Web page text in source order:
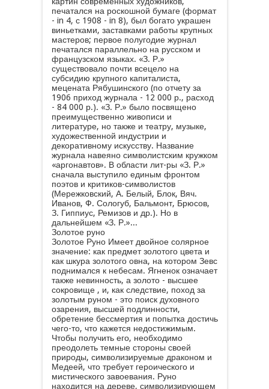
печатался на роскошной бумаге (формат
- in 4, с 1908 - in 8), был богато украшен
виньетками, заставками работы крупных
мастеров; первое полугодие журнал
печатался параллельно на русском и
французском языках. «З. Р.»
существовало почти всецело на
субсидию крупного капиталиста,
мецената Рябушинского (по отчету за
1906 приход журнала - 12 000 р., расход
- 84 000 р.). «З. Р.» было посвящено
преимущественно живописи и
литературе, но также и театру, музыке,
художественной индустрии и
декоративному искусству. Название
журнала навеяно символистским кружком
«аргонавтов». В области лит-ры «З. Р.»
сначала выступило единым фронтом
поэтов и критиков-символистов
(Мережковский, А. Белый, Блок, Вяч.
Иванов, Ф. Сологуб, Бальмонт, Брюсов,
З. Гиппиус, Ремизов и др.). Но в
дальнейшем «З. Р.»...
Золотое руно
Золотое Руно Имеет двойное солярное
значение: как предмет золотого цвета и
как шкура золотого овна, на котором Зевс
поднимался к небесам. Ягненок означает
также невинность, а золото - высшее
сокровище , и, как следствие, поход за
золотым руном - это поиск духовного
озарения, высшей подлинности,
обретение бессмертия и попытка достичь
чего-то, что кажется недостижимым.
Чтобы получить его, необходимо
преодолеть темные стороны своей
природы, символизируемые драконом и
Медеей, что требует героического и
мистического завоевания. Руно
находится на дереве, символизирующем